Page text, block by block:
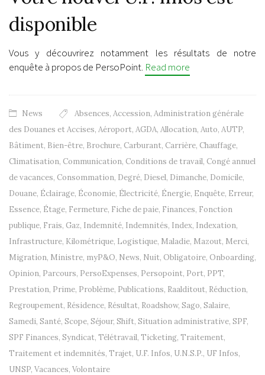
disponible
Vous y découvrirez notamment les résultats de notre
enquête à propos de PersoPoint. Read more
News Absences, Accession, Administration générale
des Douanes et Accises, Aéroport, AGDA, Allocation, Auto, AUTP,
Bâtiment, Bien-être, Brochure, Carburant, Carrière, Chauffage,
Climatisation, Communication, Conditions de travail, Congé annuel
de vacances, Consommation, Degré, Diesel, Dimanche, Domicile,
Douane, Éclairage, Économie, Électricité, Énergie, Enquête, Erreur,
Essence, Étage, Fermeture, Fiche de paie, Finances, Fonction
publique, Frais, Gaz, Indemnité, Indemnités, Index, Indexation,
Infrastructure, Kilométrique, Logistique, Maladie, Mazout, Merci,
Migration, Ministre, myP&O, News, Nuit, Obligatoire, Onboarding,
Opinion, Parcours, PersoExpenses, Persopoint, Port, PPT,
Prestation, Prime, Problème, Publications, Raalditout, Réduction,
Regroupement, Résidence, Résultat, Roadshow, Sago, Salaire,
Samedi, Santé, Scope, Séjour, Shift, Situation administrative, SPF,
SPF Finances, Syndicat, Télétravail, Ticketing, Traitement,
Traitement et indemnités, Trajet, U.F. Infos, U.N.S.P., UF Infos,
UNSP, Vacances, Volontaire